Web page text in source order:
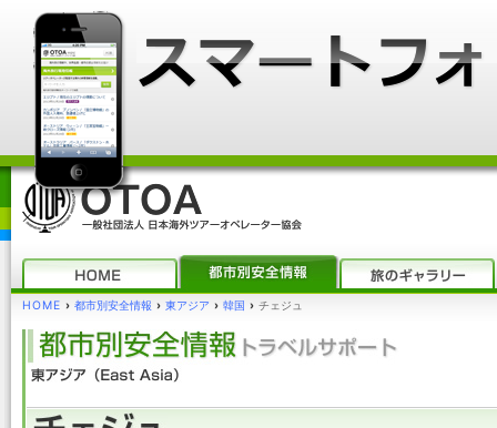
HOME › 都市別安全情報 › 東アジア › 韓国 › チェジュ